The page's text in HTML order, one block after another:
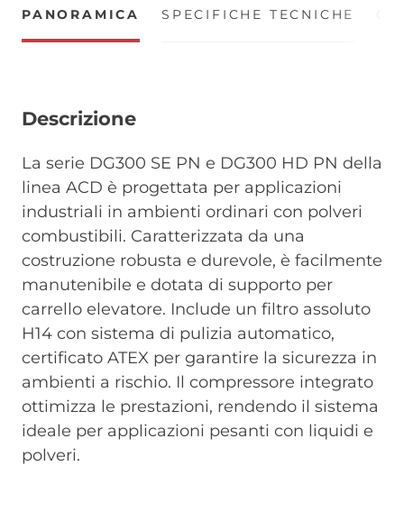
PANORAMICA SPECIFICHE TECNICHE
Descrizione
La serie DG300 SE PN e DG300 HD PN della
linea ACD è progettata per applicazioni
industriali in ambienti ordinari con polveri
combustibili. Caratterizzata da una
costruzione robusta e durevole, è facilmente
manutenibile e dotata di supporto per
carrello elevatore. Include un filtro assoluto
H14 con sistema di pulizia automatico,
certificato ATEX per garantire la sicurezza in
ambienti a rischio. Il compressore integrato
ottimizza le prestazioni, rendendo il sistema
ideale per applicazioni pesanti con liquidi e
polveri.